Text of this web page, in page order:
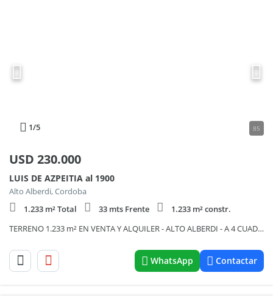
1/5 85
USD 230.000
LUIS DE AZPEITIA al 1900
Alto Alberdi, Cordoba
1.233 m² Total
33 mts Frente
1.233 m² constr.
TERRENO 1.233 m² EN VENTA Y ALQUILER - ALTO ALBERDI - A 4 CUADRAS SHOPPING
WhatsApp Contactar